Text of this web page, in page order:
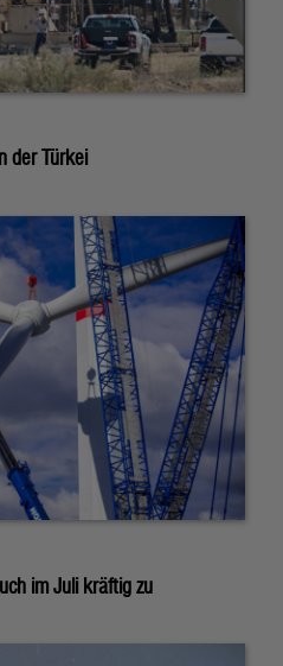
der Türkei
im Juli kräftig zu